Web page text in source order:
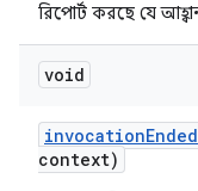
রিপোর্ট করছে যে
void
invocationEnded
context)